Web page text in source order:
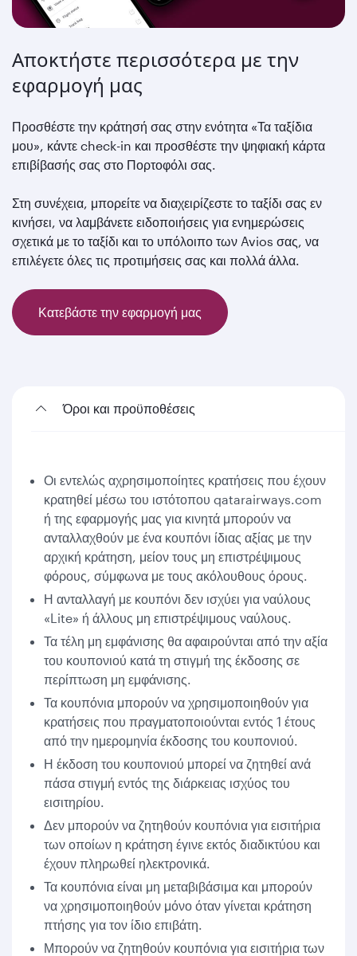
Αποκτήστε περισσότερα με την
εφαρμογή μας
Προσθέστε την κράτησή σας στην ενότητα «Τα ταξίδια
μου», κάντε check-in και προσθέστε την ψηφιακή κάρτα
επιβίβασής σας στο Πορτοφόλι σας.
Στη συνέχεια, μπορείτε να διαχειρίζεστε το ταξίδι σας εν
κινήσει, να λαμβάνετε ειδοποιήσεις για ενημερώσεις
σχετικά με το ταξίδι και το υπόλοιπο των Avios σας, να
επιλέγετε όλες τις προτιμήσεις σας και πολλά άλλα.
Κατεβάστε την εφαρμογή μας
Όροι και προϋποθέσεις
Οι εντελώς αχρησιμοποίητες κρατήσεις που έχουν
κρατηθεί μέσω του ιστότοπου qatarairways.com
ή της εφαρμογής μας για κινητά μπορούν να
ανταλλαχθούν με ένα κουπόνι ίδιας αξίας με την
αρχική κράτηση, μείον τους μη επιστρέψιμους
φόρους, σύμφωνα με τους ακόλουθους όρους.
Η ανταλλαγή με κουπόνι δεν ισχύει για ναύλους
«Lite» ή άλλους μη επιστρέψιμους ναύλους.
Τα τέλη μη εμφάνισης θα αφαιρούνται από την αξία
του κουπονιού κατά τη στιγμή της έκδοσης σε
περίπτωση μη εμφάνισης.
Τα κουπόνια μπορούν να χρησιμοποιηθούν για
κρατήσεις που πραγματοποιούνται εντός 1 έτους
από την ημερομηνία έκδοσης του κουπονιού.
Η έκδοση του κουπονιού μπορεί να ζητηθεί ανά
πάσα στιγμή εντός της διάρκειας ισχύος του
εισιτηρίου.
Δεν μπορούν να ζητηθούν κουπόνια για εισιτήρια
των οποίων η κράτηση έγινε εκτός διαδικτύου και
έχουν πληρωθεί ηλεκτρονικά.
Τα κουπόνια είναι μη μεταβιβάσιμα και μπορούν
να χρησιμοποιηθούν μόνο όταν γίνεται κράτηση
πτήσης για τον ίδιο επιβάτη.
Μπορούν να ζητηθούν κουπόνια για εισιτήρια των